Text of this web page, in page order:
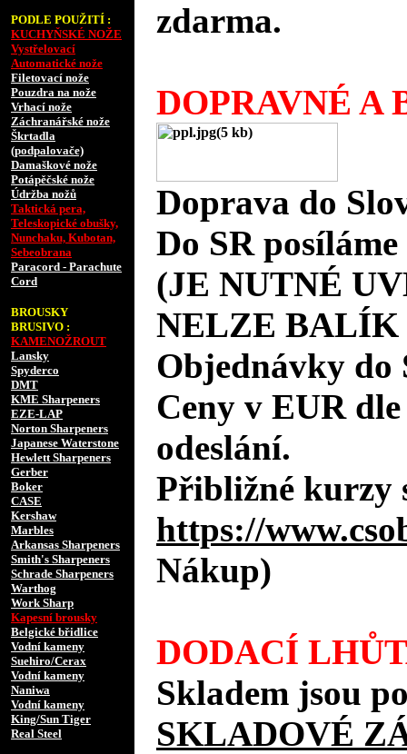
PODLE POUŽITÍ :
KUCHYŇSKÉ NOŽE
Vystřelovací
Automatické nože
Filetovací nože
Pouzdra na nože
Vrhací nože
Záchranářské nože
Škrtadla
(podpalovače)
Damaškové nože
Potápěčské nože
Údržba nožů
Taktická pera,
Teleskopické obušky,
Nunchaku, Kubotan,
Sebeobrana
Paracord - Parachute
Cord
BROUSKY
BRUSIVO :
KAMENOŽROUT
Lansky
Spyderco
DMT
KME Sharpeners
EZE-LAP
Norton Sharpeners
Japanese Waterstone
Hewlett Sharpeners
Gerber
Boker
CASE
Kershaw
Marbles
Arkansas Sharpeners
Smith's Sharpeners
Schrade Sharpeners
Warthog
Work Sharp
Kapesní brousky
Belgické břidlice
Vodní kameny
Suehiro/Cerax
Vodní kameny
Naniwa
Vodní kameny
King/Sun Tiger
Real Steel
zdarma.
DOPRAVNÉ A
Doprava do
Do SR
(JE NUTNÉ
NELZE BALÍK
Objednávky do
Ceny v EUR
odeslání.
Přibližné kurzy
https://
Nákup)
DODACÍ
Skladem jsou
SKLADOVÉ